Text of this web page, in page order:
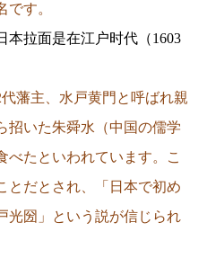
です。
本拉面是在江户时代（1603
藩主、水戸黄門と呼ばれ親
招いた朱舜水（中国の儒学
べたといわれています。こ
とだとされ、「日本で初め
光圀」という説が信じられ